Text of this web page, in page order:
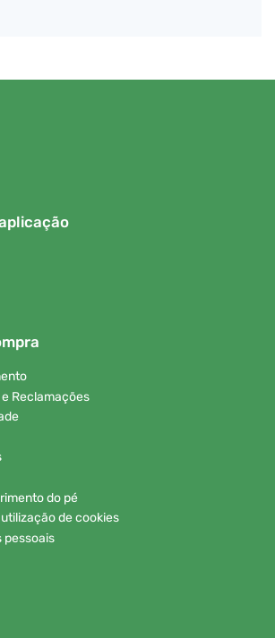
Reclamações
do pé
de cookies
pessoais